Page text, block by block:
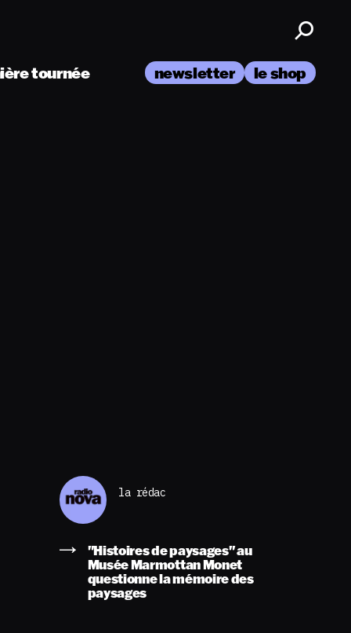
tournée newsletter le shop
la rédac
"Histoires de paysages" au
Musée Marmottan Monet
questionne la mémoire des
paysages